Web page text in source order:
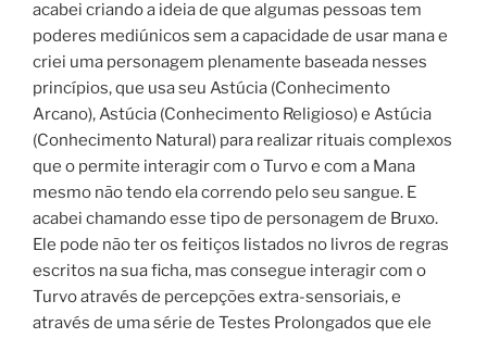
acabei criando a ideia de que algumas pessoas tem
poderes mediúnicos sem a capacidade de usar mana e
criei uma personagem plenamente baseada nesses
princípios, que usa seu Astúcia (Conhecimento
Arcano), Astúcia (Conhecimento Religioso) e Astúcia
(Conhecimento Natural) para realizar rituais complexos
que o permite interagir com o Turvo e com a Mana
mesmo não tendo ela correndo pelo seu sangue. E
acabei chamando esse tipo de personagem de Bruxo.
Ele pode não ter os feitiços listados no livros de regras
escritos na sua ficha, mas consegue interagir com o
Turvo através de percepções extra-sensoriais, e
através de uma série de Testes Prolongados que ele